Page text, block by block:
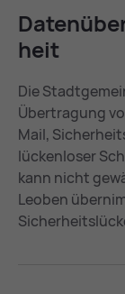
heit
Die
Übertragung
Mail,
lückenloser
kann nicht
Leoben